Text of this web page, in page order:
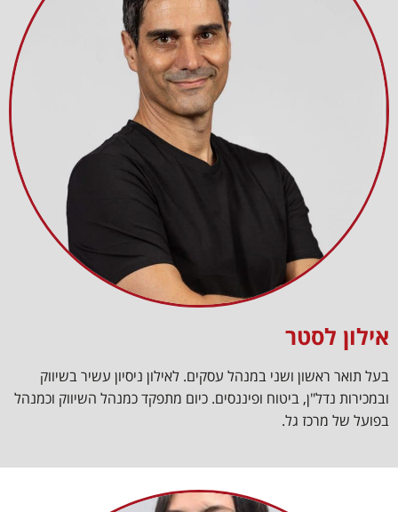
אילון לסטר
בעל תואר ראשון ושני במנהל עסקים. לאילון ניסיון עשיר בשיווק
ובמכירות נדל"ן, ביטוח ופיננסים. כיום מתפקד כמנהל השיווק וכמנהל
בפועל של מרכז גל.